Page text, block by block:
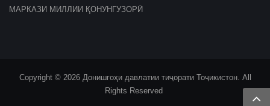
МАРКАЗИ МИЛЛИИ ҚОНУНГУЗОРӢ
Copyright © 2026 Донишгоҳи давлатии тиҷорати Тоҷикистон. All
Rights Reserved